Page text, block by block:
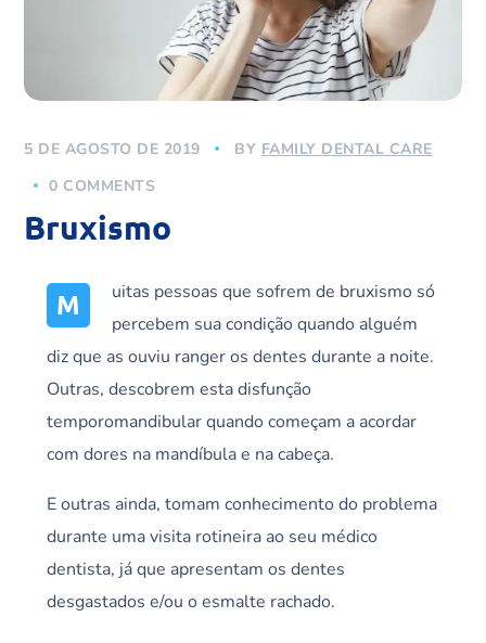
5 DE AGOSTO DE 2019 BY FAMILY DENTAL CARE
0 COMMENTS
Bruxismo
M
uitas pessoas que sofrem de bruxismo só
percebem sua condição quando alguém
diz que as ouviu ranger os dentes durante a noite.
Outras, descobrem esta disfunção
temporomandibular quando começam a acordar
com dores na mandíbula e na cabeça.
E outras ainda, tomam conhecimento do problema
durante uma visita rotineira ao seu médico
dentista, já que apresentam os dentes
desgastados e/ou o esmalte rachado.